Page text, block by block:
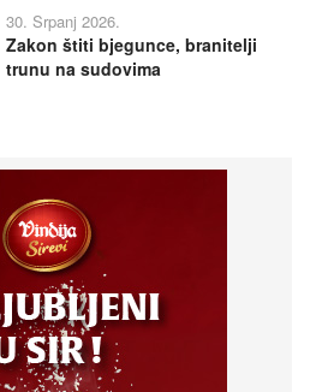
30. Srpanj 2026.
Zakon štiti bjegunce, branitelji
trunu na sudovima